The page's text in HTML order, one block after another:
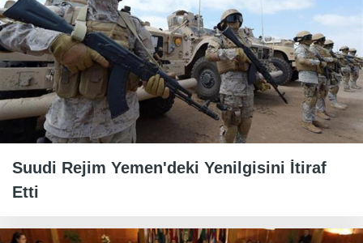
Suudi Rejim Yemen'deki Yenilgisini İtiraf
Etti